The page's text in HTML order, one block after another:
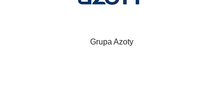
Grupa Azoty